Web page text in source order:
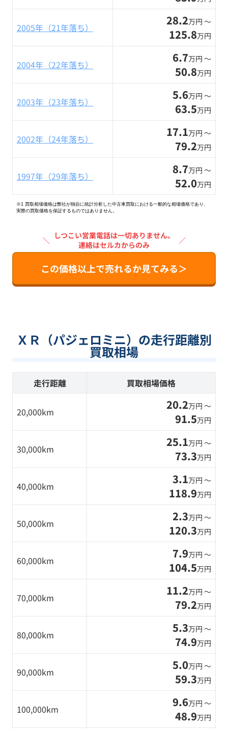
2005年（21年落ち） 28.2万円 〜
125.8万円
2004年（22年落ち） 6.7万円 〜
50.8万円
2003年（23年落ち） 5.6万円 〜
63.5万円
2002年（24年落ち） 17.1万円 〜
79.2万円
1997年（29年落ち） 8.7万円 〜
52.0万円
※1 買取相場価格は弊社が独自に統計分析した中古車買取における一般的な相場価格であり、
実際の買取価格を保証するものではありません。
＼ しつこい営業電話は一切ありません。
連絡はセルカからのみ
／
この価格以上で売れるか見てみる＞
ＸＲ（パジェロミニ）の走行距離別
買取相場
走行距離 買取相場価格
20,000km 20.2万円 〜
91.5万円
30,000km 25.1万円 〜
73.3万円
40,000km 3.1万円 〜
118.9万円
50,000km 2.3万円 〜
120.3万円
60,000km 7.9万円 〜
104.5万円
70,000km 11.2万円 〜
79.2万円
80,000km 5.3万円 〜
74.9万円
90,000km 5.0万円 〜
59.3万円
100,000km 9.6万円 〜
48.9万円